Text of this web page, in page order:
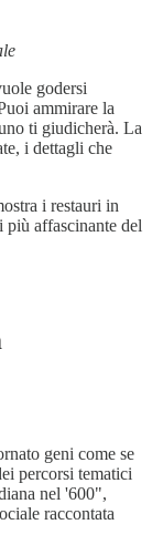
godersi
ammirare la
ti giudicherà. La
i dettagli che
i restauri in
più affascinante del
geni come se
percorsi tematici
nel '600",
raccontata